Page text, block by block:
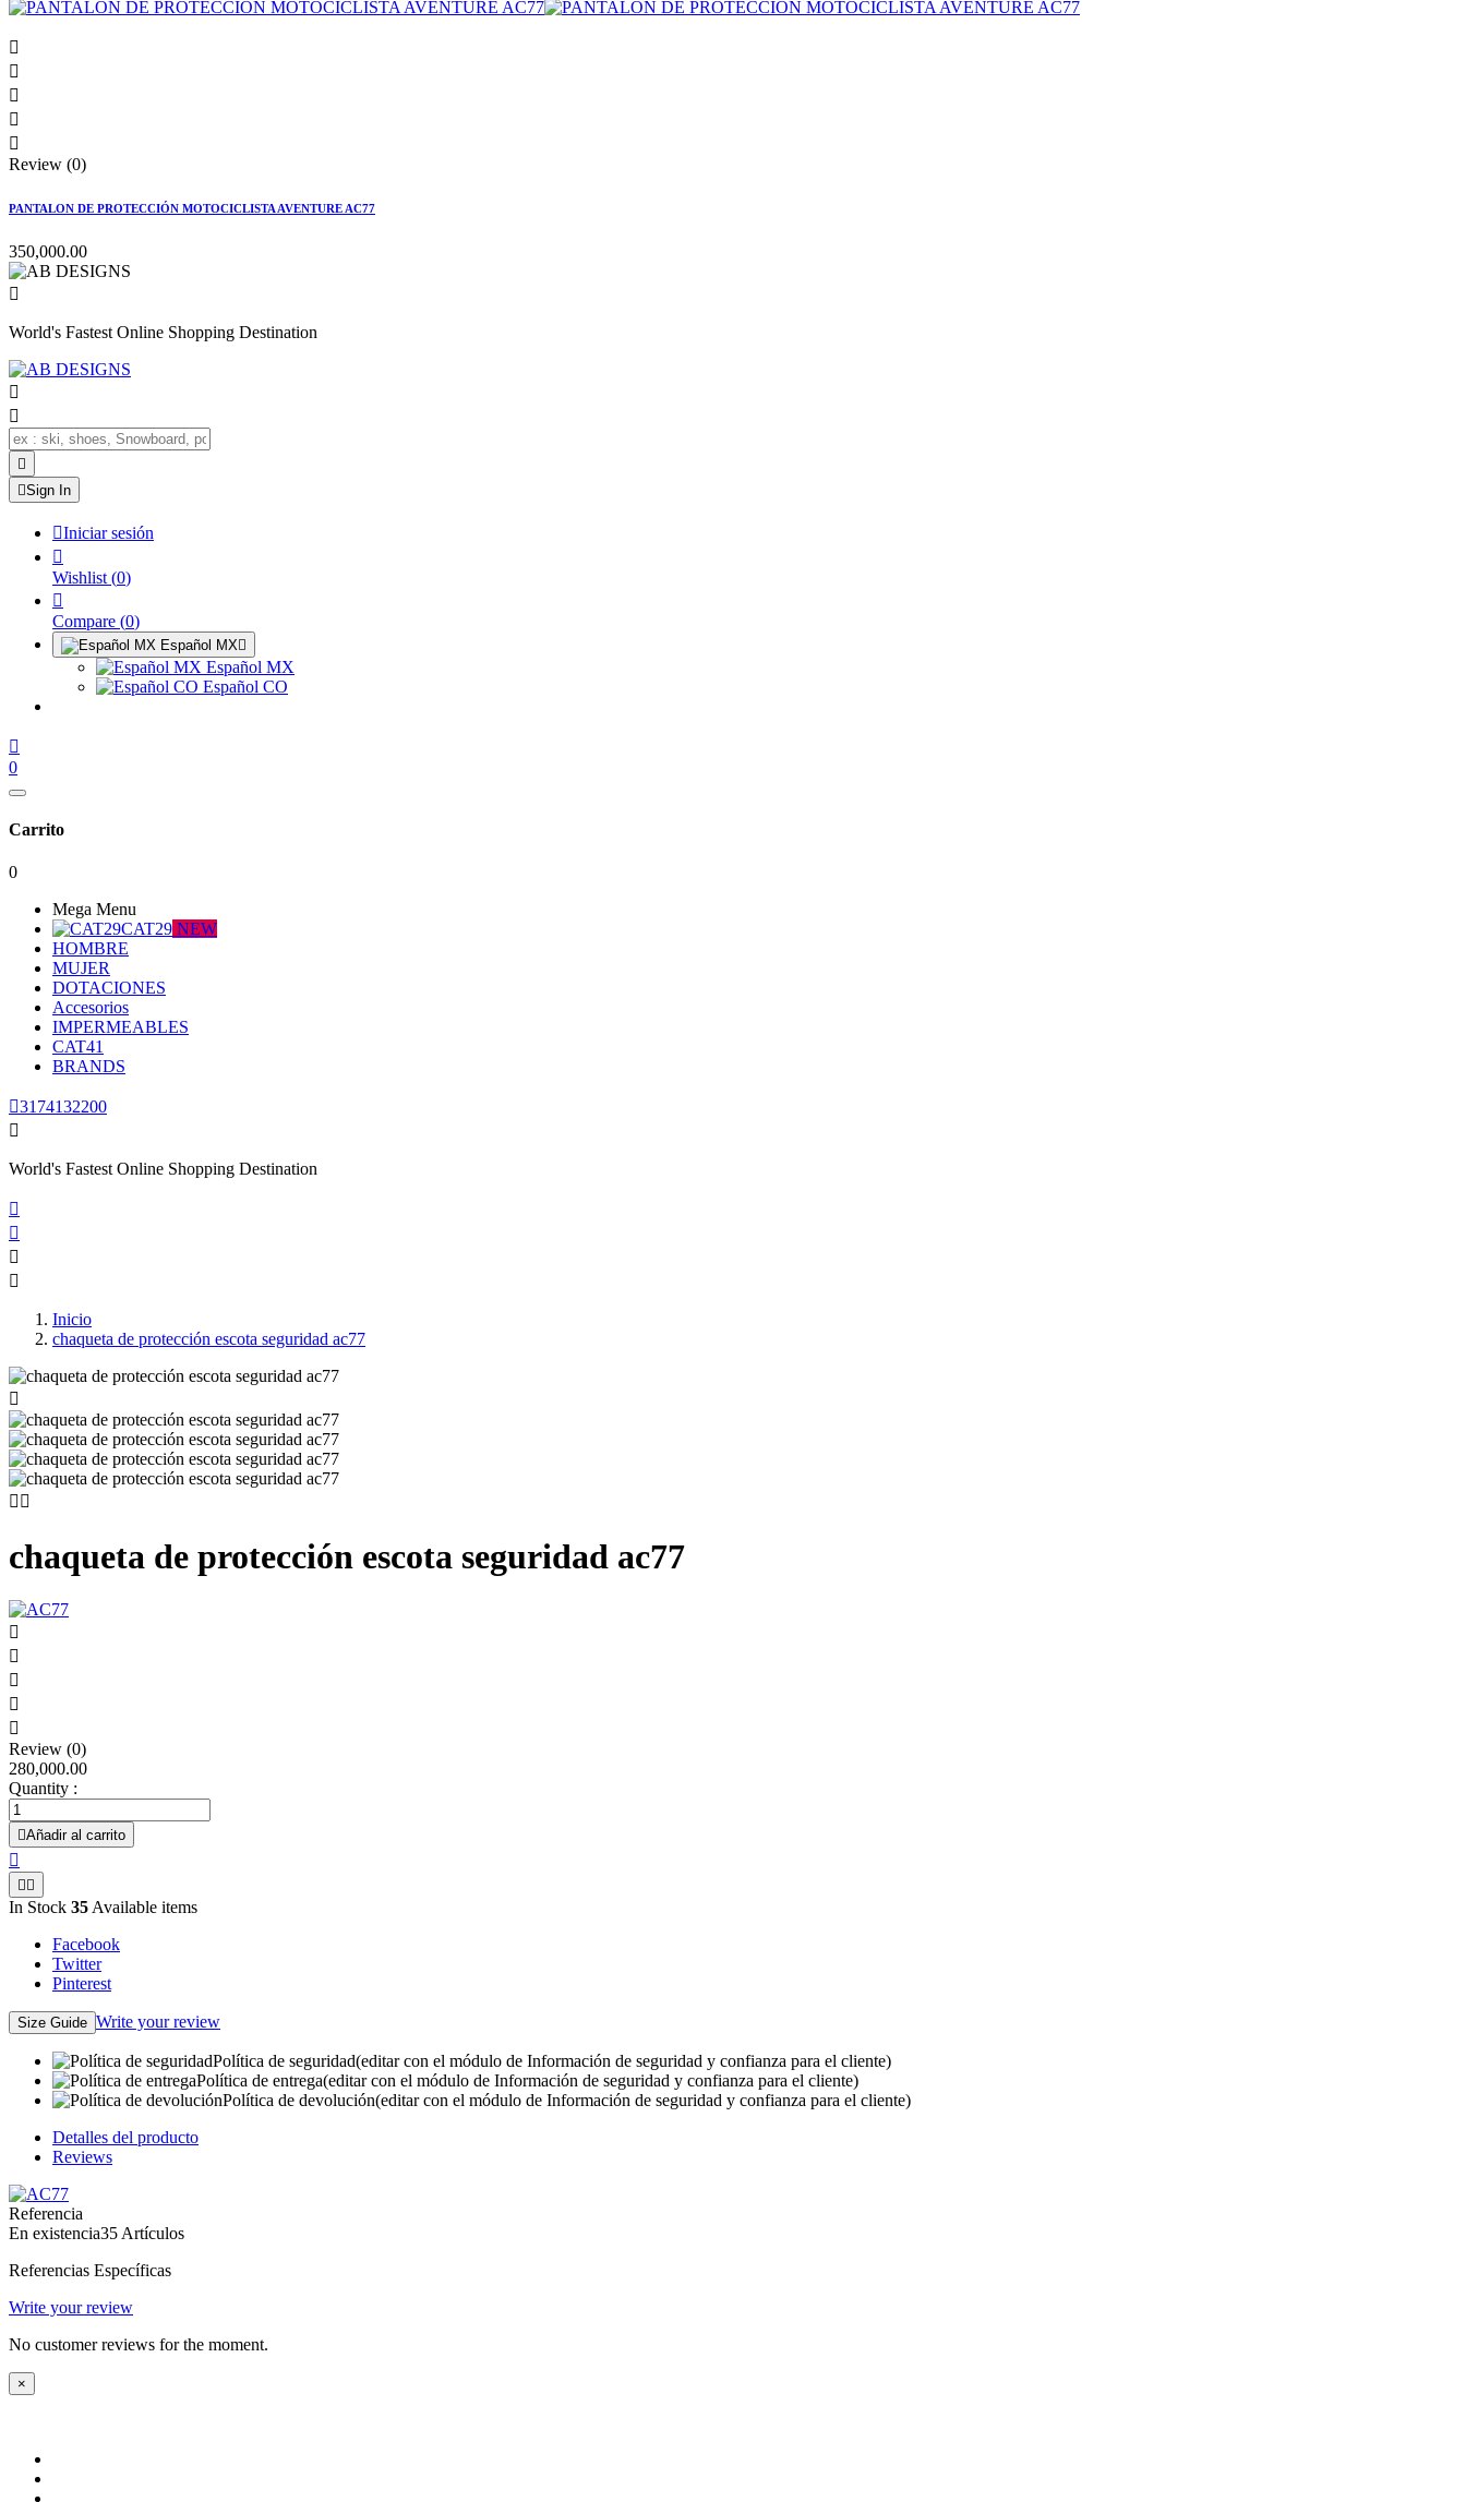





Review (0)
PANTALON DE PROTECCIÓN MOTOCICLISTA AVENTURE AC77
350,000.00

World's Fastest Online Shopping Destination



Sign In
Iniciar sesión

Wishlist (0)

Compare (0)
Español MX
Español MX
Español CO

0
Carrito
0
Mega Menu
CAT29 NEW
HOMBRE
MUJER
DOTACIONES
Accesorios
IMPERMEABLES
CAT41
BRANDS
3174132200

World's Fastest Online Shopping Destination




Inicio
chaqueta de protección escota seguridad ac77

 
chaqueta de protección escota seguridad ac77





Review (0)
280,000.00
Quantity :
Añadir al carrito

 
In Stock 35 Available items
Facebook
Twitter
Pinterest
Size Guide Write your review
Política de seguridad(editar con el módulo de Información de seguridad y confianza para el cliente)
Política de entrega(editar con el módulo de Información de seguridad y confianza para el cliente)
Política de devolución(editar con el módulo de Información de seguridad y confianza para el cliente)
Detalles del producto
Reviews
Referencia
En existencia35 Artículos
Referencias Específicas
Write your review
No customer reviews for the moment.
×